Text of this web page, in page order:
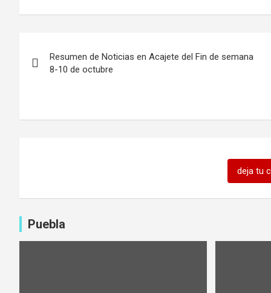
de
Resumen de Noticias en Acajete del Fin de semana
8-10 de octubre
deja tu
Puebla